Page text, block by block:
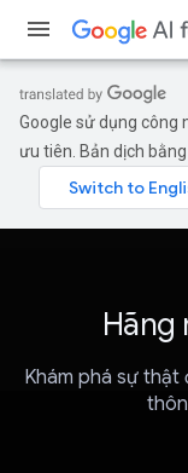
Google sử dụng công
ưu tiên. Bản dịch bằng
Hãng
Khám phá sự thật